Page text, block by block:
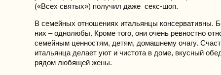
(«Всех святых») получил даже секс-шоп.
В семейных отношениях итальянцы консервативны.
них – однолюбы. Кроме того, они очень ревностно
семейным ценностям, детям, домашнему очагу.
итальянца делает уют и чистота в доме, вкусный
рядом любящей жены.